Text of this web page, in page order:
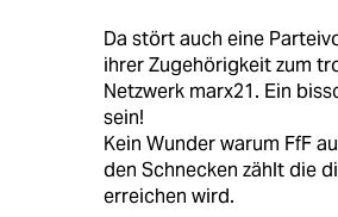
Da stört auch eine
ihrer Zugehörigkeit zum
Netzwerk marx21. Ein
sein!
Kein Wunder warum FfF
den Schnecken zählt die
erreichen wird.